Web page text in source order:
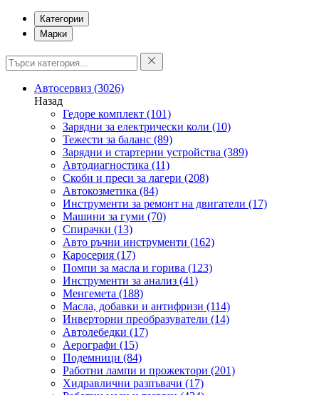
Категории
Марки
Автосервиз (3026)
Назад
Гедоре комплект (101)
Зарядни за електрически коли (10)
Тежести за баланс (89)
Зарядни и стартерни устройства (389)
Автодиагностика (11)
Скоби и преси за лагери (208)
Автокозметика (84)
Инструменти за ремонт на двигатели (17)
Машини за гуми (70)
Спирачки (13)
Авто ръчни инструменти (162)
Каросерия (17)
Помпи за масла и горива (123)
Инструменти за анализ (41)
Менгемета (188)
Масла, добавки и антифризи (114)
Инверторни преобразуватели (14)
Автолебедки (17)
Аерографи (15)
Подемници (84)
Работни лампи и прожектори (201)
Хидравлични разпъвачи (17)